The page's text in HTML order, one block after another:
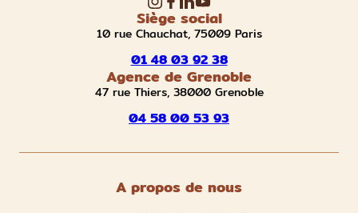
Siège social
10 rue Chauchat, 75009 Paris
01 48 03 92 38
Agence de Grenoble
47 rue Thiers, 38000 Grenoble
04 58 00 53 93
A propos de nous